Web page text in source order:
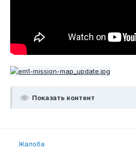
Показать контент
Жалоба